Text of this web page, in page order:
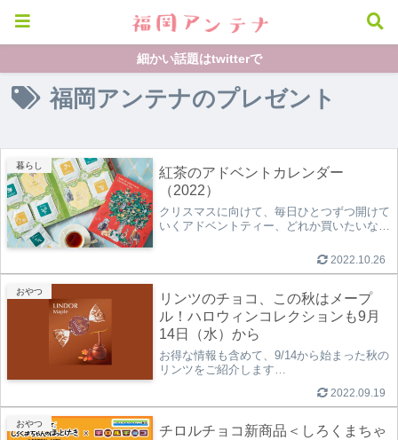
細かい話題はtwitterで
福岡アンテナのプレゼント
暮らし
紅茶のアドベントカレンダー
（2022）
クリスマスに向けて、毎日ひとつずつ開けて
いくアドベントティー、どれか買いたいな…
2022.10.26
おやつ
リンツのチョコ、この秋はメープ
ル！ハロウィンコレクションも9月
14日（水）から
お得な情報も含めて、9/14から始まった秋の
リンツをご紹介します…
2022.09.19
おやつ
チロルチョコ新商品＜しろくまちゃ